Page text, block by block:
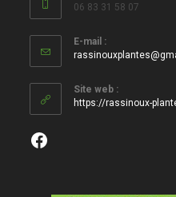
06 83 31 58 07
E-mail :
Site web :
https://rassinoux-
Facebook